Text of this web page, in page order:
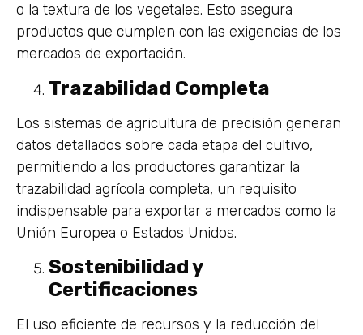
o la textura de los vegetales. Esto asegura
productos que cumplen con las exigencias de los
mercados de exportación.
Trazabilidad Completa
Los sistemas de agricultura de precisión generan
datos detallados sobre cada etapa del cultivo,
permitiendo a los productores garantizar la
trazabilidad agrícola completa, un requisito
indispensable para exportar a mercados como la
Unión Europea o Estados Unidos.
Sostenibilidad y
Certificaciones
El uso eficiente de recursos y la reducción del